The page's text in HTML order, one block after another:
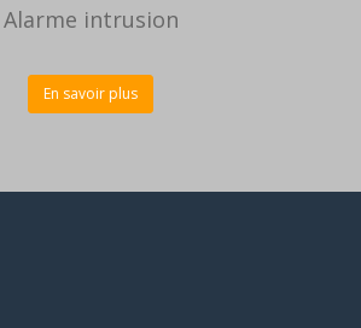
Alarme intrusion
En savoir plus